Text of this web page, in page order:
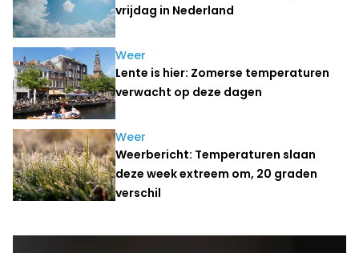
vrijdag in Nederland
Weer
Lente is hier: Zomerse temperaturen
verwacht op deze dagen
Weer
Weerbericht: Temperaturen slaan
deze week extreem om, 20 graden
verschil
Laatste nieuws